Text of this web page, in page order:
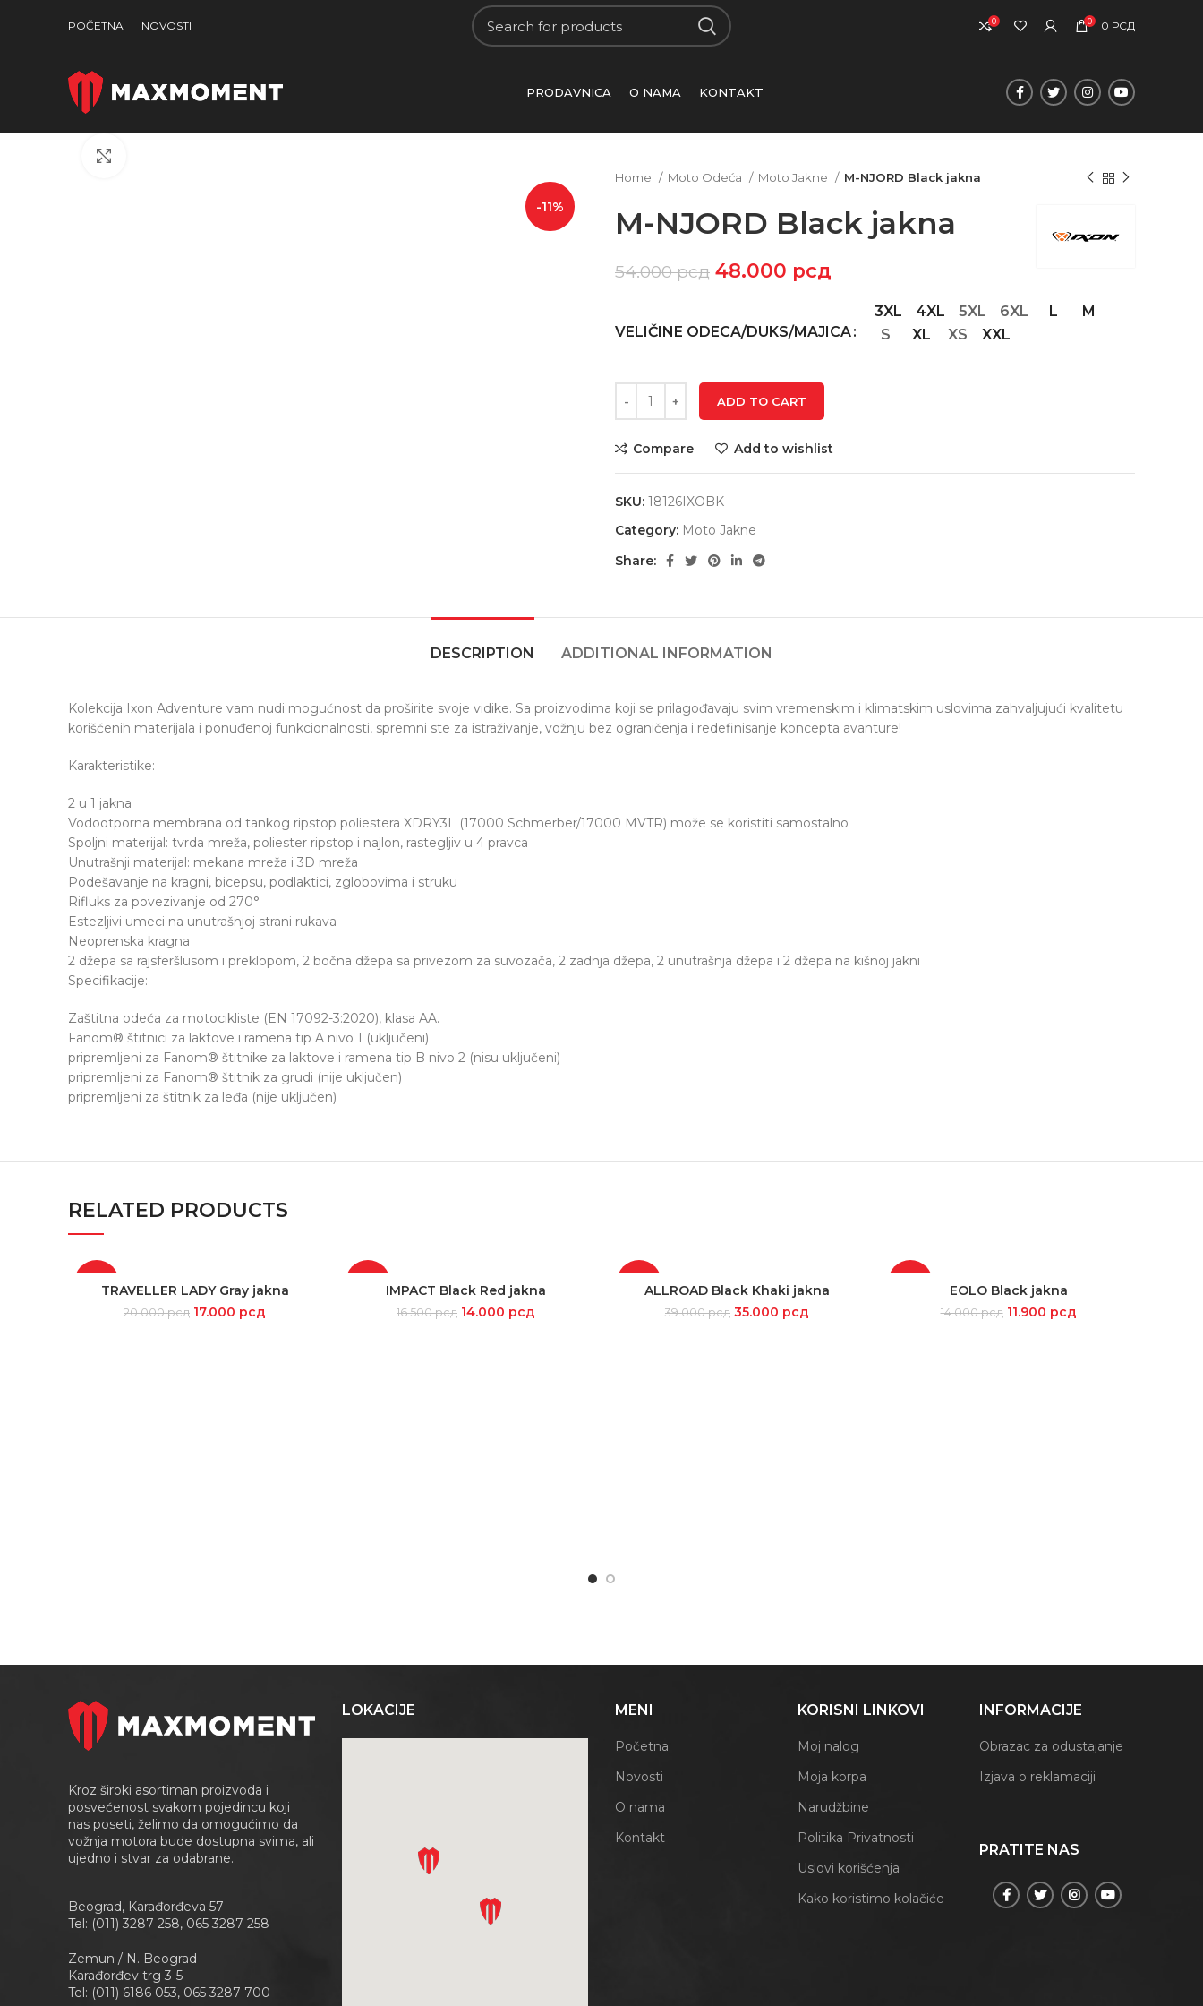
POČETNA NOVOSTI 0 0 0 РСД
PRODAVNICA O NAMA KONTAKT
-11%
Home
Moto Odeća Moto Jakne M-NJORD Black jakna
M-NJORD Black jakna
54.000рсд 48.000 рсд
VELIČINE ODECA/DUKS/MAJICA
3XL 4XL 5XL 6XL L
M
S
XL XS XXL
ADD TO CART
Compare Add to wishlist
SKU: 18126IXOBK
Category: Moto Jakne
Share:
DESCRIPTION ADDITIONAL INFORMATION
Kolekcija Ixon Adventure vam nudi mogućnost da proširite svoje vidike. Sa proizvodima koji se prilagođavaju svim vremenskim i klimatskim uslovima zahvaljujući kvalitetu
korišćenih materijala i ponuđenoj funkcionalnosti, spremni ste za istraživanje, vožnju bez ograničenja i redefinisanje koncepta avanture!
Karakteristike:
2 u 1 jakna
Vodootporna membrana od tankog ripstop poliestera XDRY3L (17000 Schmerber/17000 MVTR) može se koristiti samostalno
Spoljni materijal: tvrda mreža, poliester ripstop i najlon, rastegljiv u 4 pravca
Unutrašnji materijal: mekana mreža i 3D mreža
Podešavanje na kragni, bicepsu, podlaktici, zglobovima i struku
Rifluks za povezivanje od 270°
Estezljivi umeci na unutrašnjoj strani rukava
Neoprenska kragna
2 džepa sa rajsferšlusom i preklopom, 2 bočna džepa sa privezom za suvozača, 2 zadnja džepa, 2 unutrašnja džepa i 2 džepa na kišnoj jakni
Specifikacije:
Zaštitna odeća za motocikliste (EN 17092-3:2020), klasa AA.
Fanom® štitnici za laktove i ramena tip A nivo 1 (uključeni)
pripremljeni za Fanom® štitnike za laktove i ramena tip B nivo 2 (nisu uključeni)
pripremljeni za Fanom® štitnik za grudi (nije uključen)
pripremljeni za štitnik za leđa (nije uključen)
RELATED PRODUCTS
-15%
SELECT OPTIONS
TRAVELLER LADY Gray jakna
20.000рсд 17.000 рсд
SELECT OPTIONS
IMPACT Black Red jakna
16.500рсд 14.000 рсд
-10%
SELECT OPTIONS
ALLROAD Black Khaki jakna
39.000рсд 35.000 рсд
SELECT OPTIONS
EOLO Black jakna
14.000рсд 11.900 рсд
Kroz široki asortiman proizvoda i
posvećenost svakom pojedincu koji
nas poseti, želimo da omogućimo da
vožnja motora bude dostupna svima, ali
ujedno i stvar za odabrane.
Beograd, Karađorđeva 57
Tel: (011) 3287 258, 065 3287 258
Zemun / N. Beograd
Karađorđev trg 3-5
Tel: (011) 6186 053, 065 3287 700
LOKACIJE MENI
Početna
Novosti
O nama
Kontakt
KORISNI LINKOVI
Moj nalog
Moja korpa
Narudžbine
Politika Privatnosti
Uslovi korišćenja
Kako koristimo kolačiće
INFORMACIJE
Obrazac za odustajanje
Izjava o reklamaciji
PRATITE NAS